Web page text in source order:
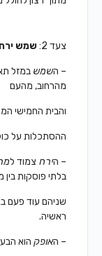
צעד 2: שמש ירח
– השמשבמזל
מהרחוב, מהעם
והבית החמישי
ההסתכלות על
– הירחצמוד ל
בלתי פוסקותבין
שניהם עוד פעם
ראשיה.
– האופקהוא